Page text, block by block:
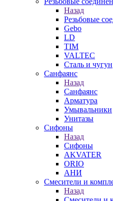
Назад
Резьбовые
Gebo
LD
TIM
VALTEC
Сталь и чугун
Санфаянс
Назад
Санфаянс
Арматура
Умывальники
Унитазы
Сифоны
Назад
Сифоны
AKVATER
ORIO
АНИ
Смесители и
Назад